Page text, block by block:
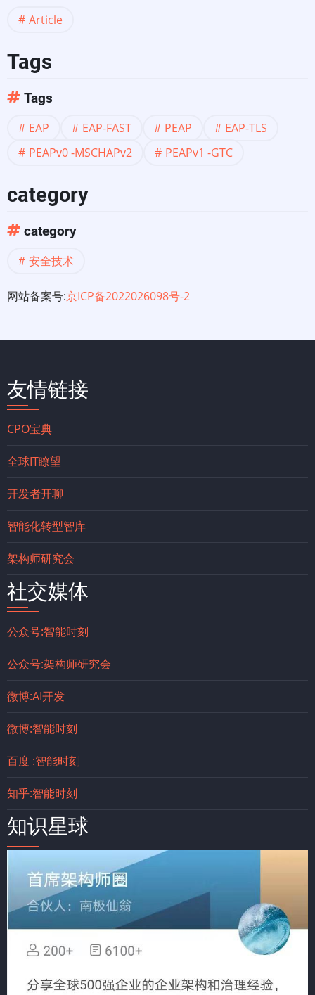
Article
Tags
Tags
EAP EAP-FAST PEAP
EAP-TLS
PEAPv0 -MSCHAPv2
PEAPv1 -GTC
category
category
安全技术
网站备案号:京ICP备2022026098号-2
友情链接
CPO宝典
全球IT瞭望
开发者开聊
智能化转型智库
架构师研究会
社交媒体
公众号:智能时刻
公众号:架构师研究会
微博:AI开发
微博:智能时刻
百度 :智能时刻
知乎:智能时刻
知识星球